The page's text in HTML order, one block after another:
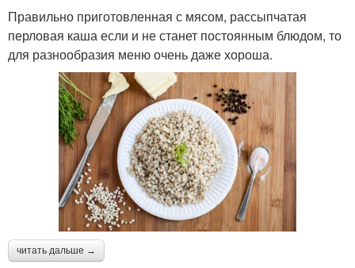
Правильно приготовленная с мясом, рассыпчатая
перловая каша если и не станет постоянным блюдом, то
для разнообразия меню очень даже хороша.
читать дальше →